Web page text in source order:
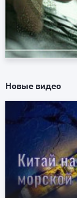
Новые видео